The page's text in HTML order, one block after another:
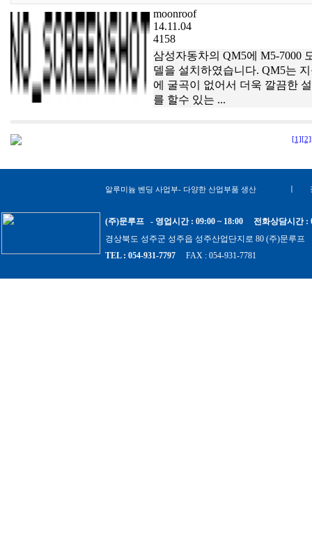
moonroof
14.11.04
4158
삼성자동차의 QM5에 M5-7000
델을 설치하였습니다. QM5는
에 굴곡이 없어서 더욱 깔끔한
를 할수 있는 ...
[1] [2]
알루미늄 벤딩 사업부- 다양한 산업부품 생산
(주)문루프 - 영업시간 : 09:00 ~ 18:00 전화상담시간 :
경상북도 성주군 성주읍 성주산업단지로 80 (주)문루
TEL : 054-931-7797 FAX : 054-931-7781